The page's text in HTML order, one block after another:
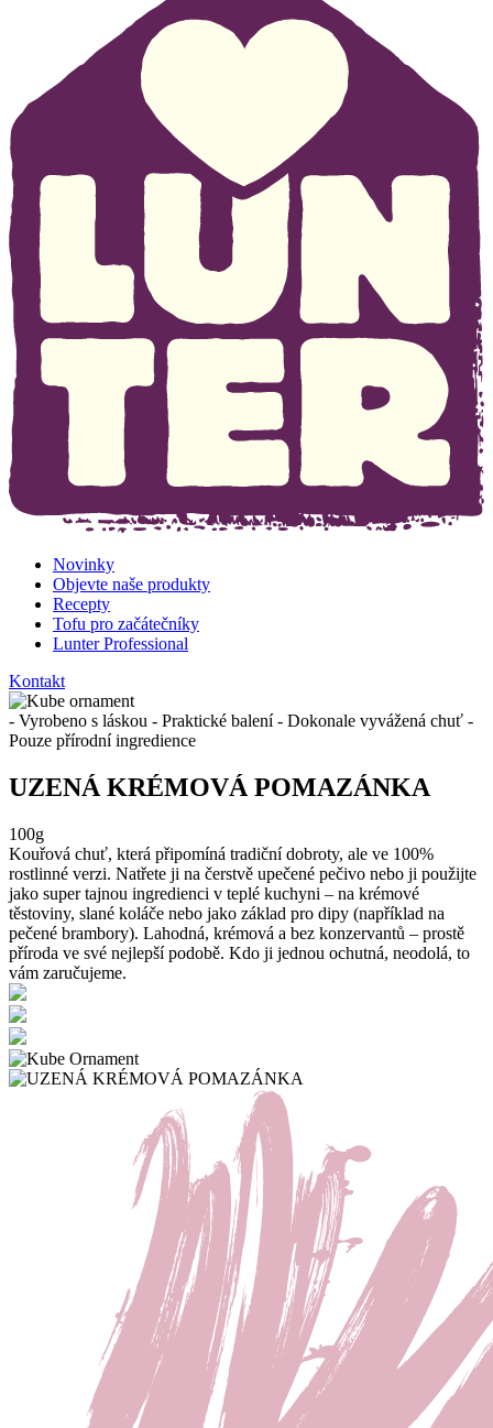
Novinky
Objevte naše produkty
Recepty
Tofu pro začátečníky
Lunter Professional
Kontakt
- Vyrobeno s láskou - Praktické balení - Dokonale vyvážená chuť -
Pouze přírodní ingredience
UZENÁ KRÉMOVÁ POMAZÁNKA
100g
Kouřová chuť, která připomíná tradiční dobroty, ale ve 100%
rostlinné verzi. Natřete ji na čerstvě upečené pečivo nebo ji použijte
jako super tajnou ingredienci v teplé kuchyni – na krémové
těstoviny, slané koláče nebo jako základ pro dipy (například na
pečené brambory). Lahodná, krémová a bez konzervantů – prostě
příroda ve své nejlepší podobě. Kdo ji jednou ochutná, neodolá, to
vám zaručujeme.